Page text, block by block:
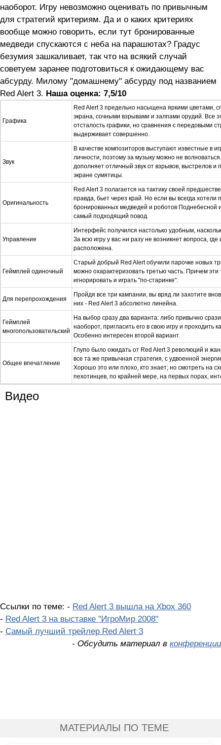
наоборот. Игру невозможно оценивать по привычным
для стратегий критериям. Да и о каких критериях
вообще можно говорить, если тут бронированные
медведи спускаются с неба на парашютах? Градус
безумия зашкаливает, так что на всякий случай
советуем заранее подготовиться к ожидающему вас
абсурду. Милому "домашнему" абсурду под названием
Red Alert 3. Наша оценка: 7,5/10
Графика
Red Alert 3 предельно насыщена яркими цветами,
экрана, сочными взрывами и залпами орудий. Все
отсталость графики, но сравнения с передовыми
выдерживает совершенно.
Звук
В качестве композиторов выступают известные в
личности, поэтому за музыку можно не
дополняет отличный звук от взрывов, выстрелов и
экране сумятицы.
Оригинальность
Red Alert 3 полагается на тактику своей
правда, бьет через край. Но если вы всегда хотели
бронированных медведей и роботов Поднебесной
самый подходящий повод.
Управление
Интерфейс получился настолько удобным,
За всю игру у вас ни разу не возникнет вопроса, где
расположена.
Геймплей одиночный
Старый добрый Red Alert обучили парочке новых
можно охарактеризовать третью часть. Причем
игнорировать и играть "по-старинке".
Для перепрохождения
Пройдя все три кампании, вы вряд ли захотите
них - Red Alert 3 абсолютно линейна.
Геймплей
многопользовательский
На выбор сразу два варианта: либо привычно
наоборот, пригласить его в свою игру и проходить
Особенно интересен второй вариант.
Общее впечатление
Глупо было ожидать от Red Alert 3 революций и
все та же привычная стратегия, с удвоенной
Хорошо это или плохо, кто знает; но смотреть на
пехотинцев, по крайней мере, на первых порах,
Видео
Ссылки по теме: - Red Alert 3 вышла на Xbox 360
- Red Alert 3 на выставке "ИгроМир 2008"
- Самый лучший трейлер Red Alert 3
- Обсудить материал в конференции
МАТЕРИАЛЫ ПО ТЕМЕ